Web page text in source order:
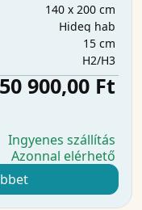
140 x 200 cm
Hideg hab
15 cm
H2/H3
50 900,00 Ft
Ingyenes szállítás
Azonnal elérhető